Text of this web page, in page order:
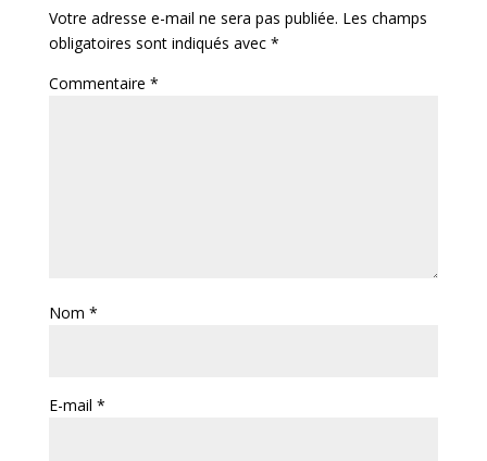
Votre adresse e-mail ne sera pas publiée. Les champs
obligatoires sont indiqués avec *
Commentaire *
Nom *
E-mail *